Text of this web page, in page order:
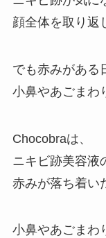
顔全体を取り返
でも赤みがある
小鼻やあごまわ
Chocobraは、
ニキビ跡美容液
赤みが落ち着い
小鼻やあごまわ